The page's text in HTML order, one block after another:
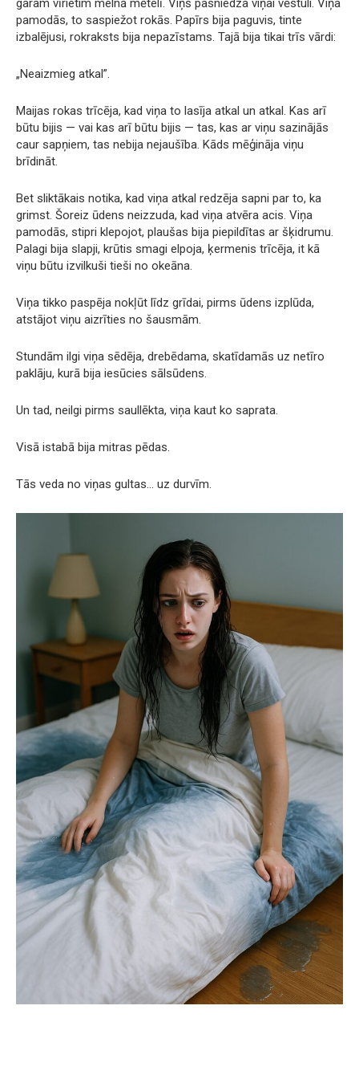
garam vīrietim melnā mētelī. Viņš pasniedza viņai vēstuli. Viņa
pamodās, to saspiežot rokās. Papīrs bija paguvis, tinte
izbalējusi, rokraksts bija nepazīstams. Tajā bija tikai trīs vārdi:
„Neaizmieg atkal”.
Maijas rokas trīcēja, kad viņa to lasīja atkal un atkal. Kas arī
būtu bijis — vai kas arī būtu bijis — tas, kas ar viņu sazinājās
caur sapņiem, tas nebija nejaušība. Kāds mēģināja viņu
brīdināt.
Bet sliktākais notika, kad viņa atkal redzēja sapni par to, ka
grimst. Šoreiz ūdens neizzuda, kad viņa atvēra acis. Viņa
pamodās, stipri klepojot, plaušas bija piepildītas ar šķidrumu.
Palagi bija slapji, krūtis smagi elpoja, ķermenis trīcēja, it kā
viņu būtu izvilkuši tieši no okeāna.
Viņa tikko paspēja nokļūt līdz grīdai, pirms ūdens izplūda,
atstājot viņu aizrīties no šausmām.
Stundām ilgi viņa sēdēja, drebēdama, skatīdamās uz netīro
paklāju, kurā bija iesūcies sālsūdens.
Un tad, neilgi pirms saullēkta, viņa kaut ko saprata.
Visā istabā bija mitras pēdas.
Tās veda no viņas gultas… uz durvīm.